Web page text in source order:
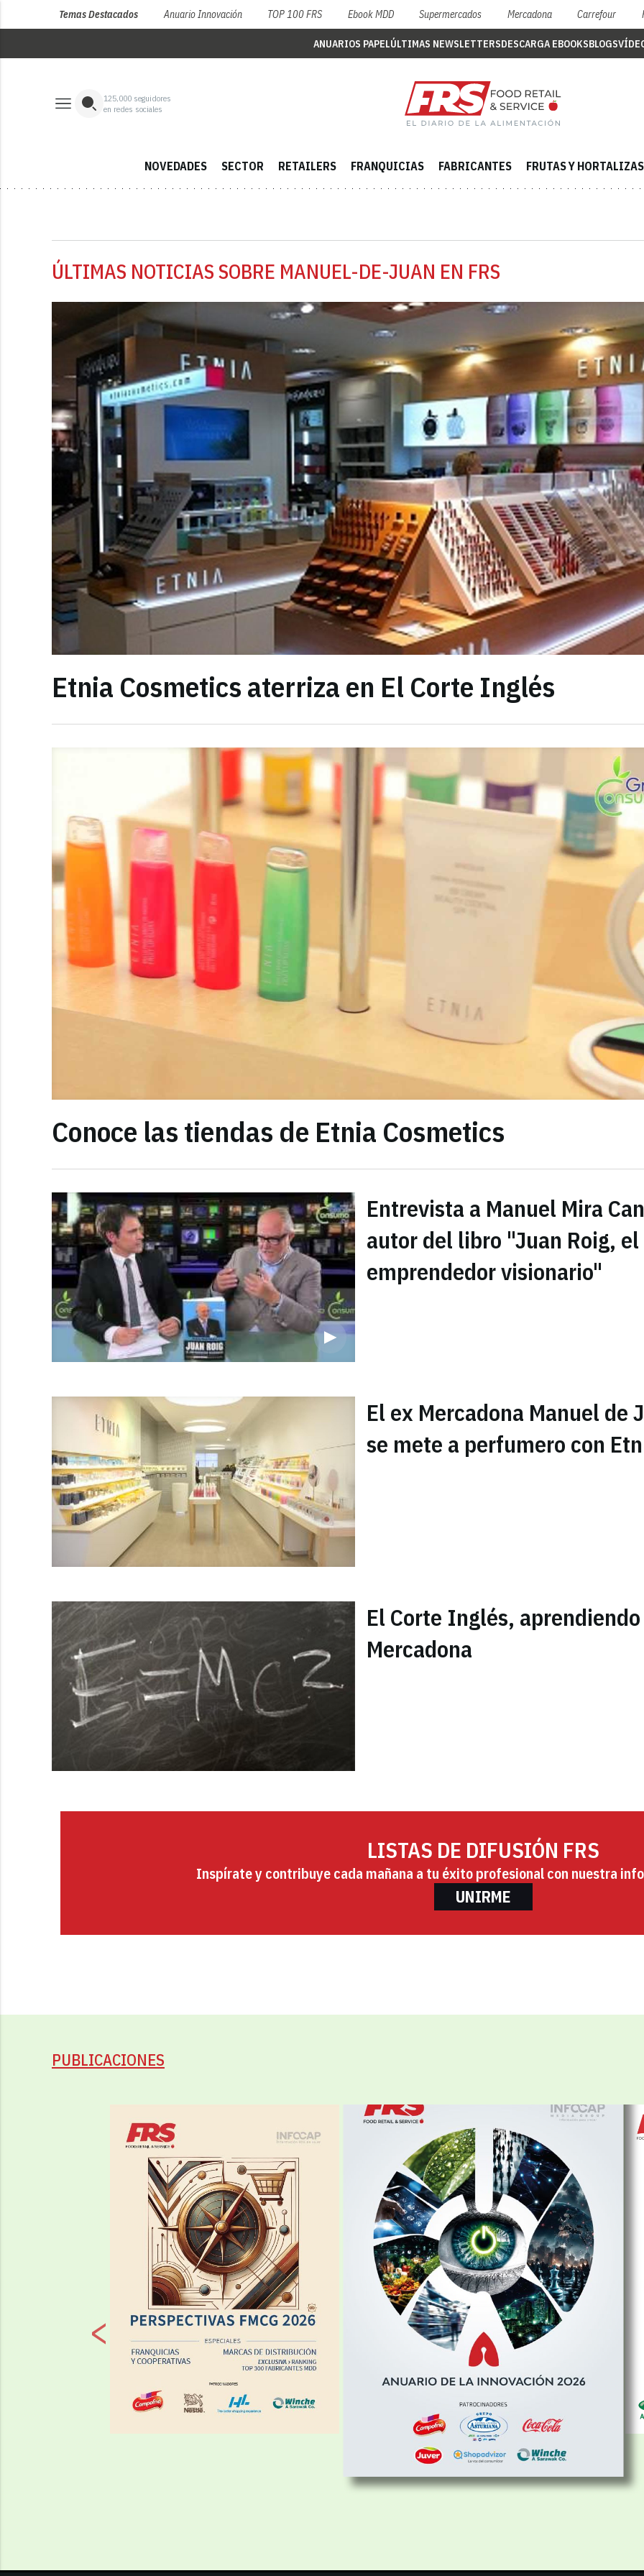
Temas Destacados Anuario Innovación TOP 100 FRS Ebook MDD Supermercados Mercadona Carrefour
ANUARIOS PAPELÚLTIMAS NEWSLETTERSDESCARGA EBOOKSBLOGS
125,000 seguidores
en redes sociales
NOVEDADES SECTOR RETAILERS FRANQUICIAS FABRICANTES FRUTAS Y HORTALIZAS
ÚLTIMAS NOTICIAS SOBRE MANUEL-DE-JUAN EN FRS
Etnia Cosmetics aterriza en El Corte Inglés
Conoce las tiendas de Etnia Cosmetics
Entrevista a Manuel Mira
autor del libro "Juan Roig, el
emprendedor visionario"
El ex Mercadona Manuel de
se mete a perfumero con
El Corte Inglés,
Mercadona
LISTAS DE DIFUSIÓN FRS
Inspírate y contribuye cada mañana a tu éxito profesional con nuestra
UNIRME
PUBLICACIONES